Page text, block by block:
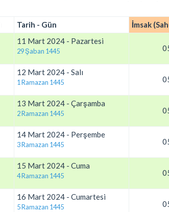
Tarih - Gün İmsak
11 Mart 2024 - Pazartesi
29 Şaban 1445
12 Mart 2024 - Salı
1 Ramazan 1445
13 Mart 2024 - Çarşamba
2 Ramazan 1445
14 Mart 2024 - Perşembe
3 Ramazan 1445
15 Mart 2024 - Cuma
4 Ramazan 1445
16 Mart 2024 - Cumartesi
5 Ramazan 1445